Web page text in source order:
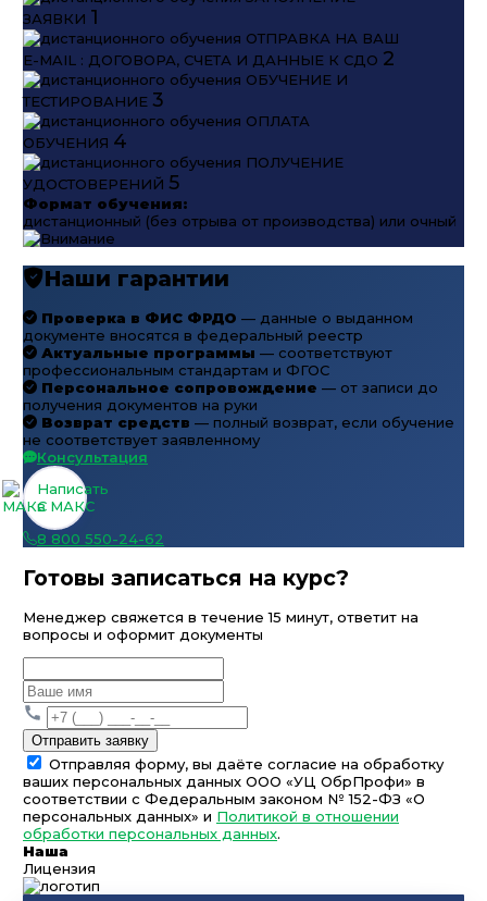
ЗАЯВКИ 1
ОТПРАВКА НА ВАШ
E-MAIL : ДОГОВОРА, СЧЕТА И ДАННЫЕ К СДО 2
ОБУЧЕНИЕ И
ТЕСТИРОВАНИЕ 3
ОПЛАТА
ОБУЧЕНИЯ 4
ПОЛУЧЕНИЕ
УДОСТОВЕРЕНИЙ 5
Формат обучения:
дистанционный (без отрыва от производства) или очный
Наши гарантии
Проверка в ФИС ФРДО — данные о выданном
документе вносятся в федеральный реестр
Актуальные программы — соответствуют
профессиональным стандартам и ФГОС
Персональное сопровождение — от записи до
получения документов на руки
Возврат средств — полный возврат, если обучение
не соответствует заявленному
Консультация
Написать
в МАКС
8 800 550-24-62
Готовы записаться на курс?
Менеджер свяжется в течение 15 минут, ответит на
вопросы и оформит документы
Отправить заявку
Отправляя форму, вы даёте согласие на обработку
ваших персональных данных ООО «УЦ ОбрПрофи» в
соответствии с Федеральным законом № 152-ФЗ «О
персональных данных» и Политикой в отношении
обработки персональных данных.
Наша
Лицензия